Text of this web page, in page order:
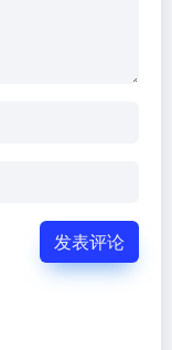
发表评论